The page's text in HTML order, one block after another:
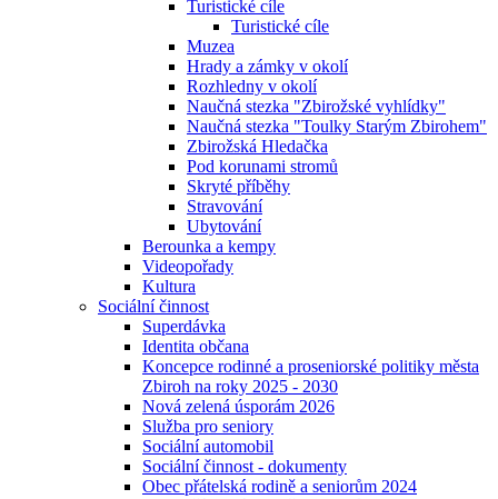
Turistické cíle
Turistické cíle
Muzea
Hrady a zámky v okolí
Rozhledny v okolí
Naučná stezka "Zbirožské vyhlídky"
Naučná stezka "Toulky Starým Zbirohem"
Zbirožská Hledačka
Pod korunami stromů
Skryté příběhy
Stravování
Ubytování
Berounka a kempy
Videopořady
Kultura
Sociální činnost
Superdávka
Identita občana
Koncepce rodinné a proseniorské politiky města
Zbiroh na roky 2025 - 2030
Nová zelená úsporám 2026
Služba pro seniory
Sociální automobil
Sociální činnost - dokumenty
Obec přátelská rodině a seniorům 2024